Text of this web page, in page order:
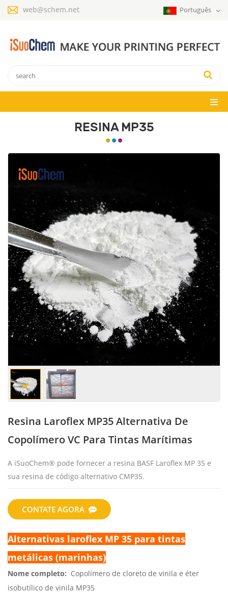
web@schem.net Português
RESINA MP35
Resina Laroflex MP35 Alternativa De
Copolímero VC Para Tintas Marítimas
A iSuoChem® pode fornecer a resina BASF Laroflex MP 35 e
sua resina de código alternativo CMP35.
CONTATE AGORA
Alternativas laroflex MP 35 para tintas
metálicas (marinhas)
Nome completo: Copolímero de cloreto de vinila e éter
isobutílico de vinila MP35